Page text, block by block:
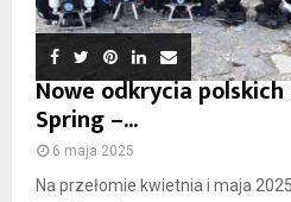
Nowe odkrycia
Spring –...
6 maja 2025
Na przełomie kwietnia i maja